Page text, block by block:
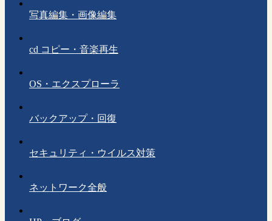
写真編集・画像編集
cd コピー・音楽再生
OS・エクスプローラ
バックアップ・回復
セキュリティ・ウイルス対策
ネットワーク全般